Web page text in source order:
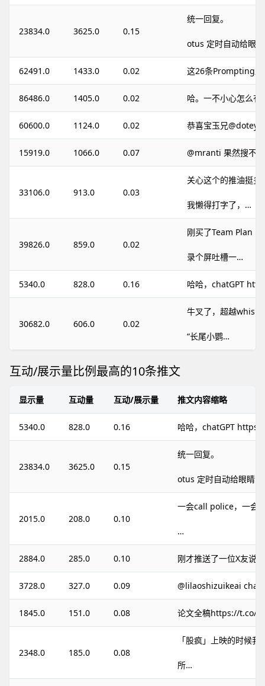
23834.0 3625.0 0.15
统一回复。
otus 定时自动给眼
62491.0 1433.0 0.02 这26条Prompting
86486.0 1405.0 0.02 哈。一不小心怎么
60600.0 1124.0 0.02 恭喜宝玉兄@dotey
15919.0 1066.0 0.07 @mranti 果然搜不
33106.0 913.0 0.03
关心这个的推油挺多
我懒得打字了，…
39826.0 859.0 0.02
刚买了Team Plan
录个屏吐槽一…
5340.0 828.0 0.16 哈哈，chatGPT
30682.0 606.0 0.02
牛叉了，超越
“长尾小鹦…
互动/展示量比例最高的10条推文
显示量 互动量 互动/展示量 推文内容缩略
5340.0 828.0 0.16 哈哈，chatGPT
23834.0 3625.0 0.15
统一回复。
otus 定时自动给眼睛…
2015.0 208.0 0.10
一会call police，一会
…
2884.0 285.0 0.10 刚才推送了一位X友说
3728.0 327.0 0.09 @lilaoshizuikeai cha…
1845.0 151.0 0.08 论文全稿https://t.co/
2348.0 185.0 0.08
「股疯」上映的时候
所…